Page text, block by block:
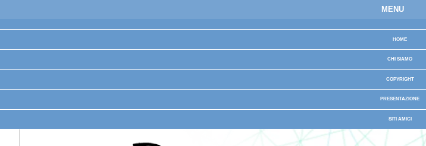
MENU
HOME
CHI SIAMO
COPYRIGHT
PRESENTAZIONE
SITI AMICI